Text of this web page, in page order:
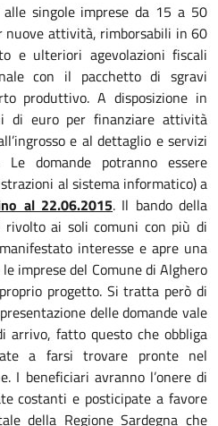
alle singole imprese da 15 a 50
nuove attività, rimborsabili in 60
e ulteriori agevolazioni fiscali
con il pacchetto di sgravi
produttivo. A disposizione in
di euro per finanziare attività
e al dettaglio e servizi
domande potranno essere
al sistema informatico) a
al 22.06.2015. Il bando della
rivolto ai soli comuni con più di
interesse e apre una
imprese del Comune di Alghero
progetto. Si tratta però di
delle domande vale
arrivo, fatto questo che obbliga
a farsi trovare pronte nel
I beneficiari avranno l’onere di
costanti e posticipate a favore
della Regione Sardegna che